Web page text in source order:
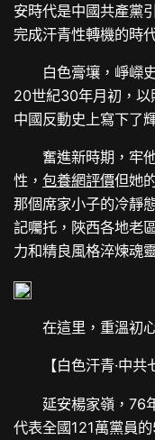
安時代是中國共產黨
完成汗青性轉機的時
白色膏壤，崢嶸史
20世紀30年月初，以
中國反動史上寫下了
奮進新時期，牢他
性，包養網評價但她
那個席家小子的冷靜
記囑托，陜西各地老
力和精良風格淬煉魂
在這里，重溫初
【白色汗青·中共七
延安楊家嶺，76年
代表全國121萬黨員